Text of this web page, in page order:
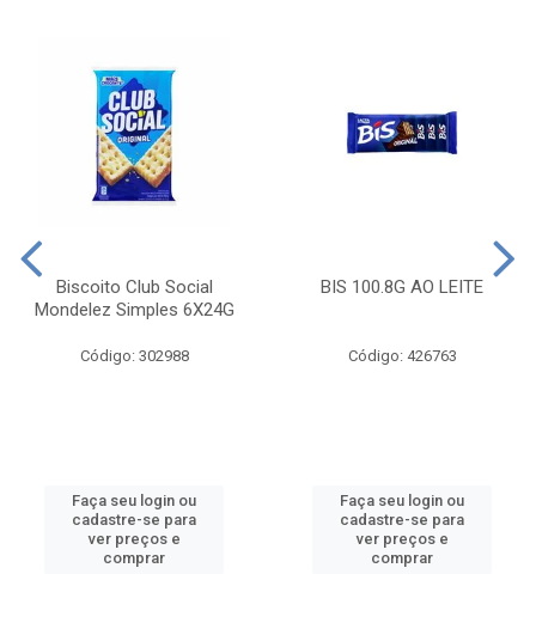
Biscoito Club Social
Mondelez Simples 6X24G
Código: 302988
Faça seu login ou
cadastre-se para
ver preços e
comprar
BIS 100.8G AO LEITE
Código: 426763
Faça seu login ou
cadastre-se para
ver preços e
comprar